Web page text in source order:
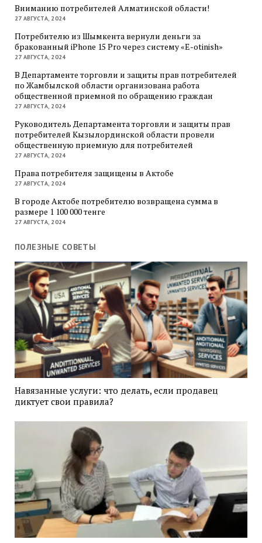
Вниманию потребителей Алматинской области!
27 АВГУСТА, 2024
Потребителю из Шымкента вернули деньги за
бракованный iPhone 15 Pro через систему «E-otinish»
27 АВГУСТА, 2024
В Департаменте торговли и защиты прав потребителей
по Жамбылской области организована работа
общественной приемной по обращению граждан
27 АВГУСТА, 2024
Руководитель Департамента торговли и защиты прав
потребителей Кызылординской области провели
общественную приемную для потребителей
27 АВГУСТА, 2024
Права потребителя защищены в Актобе
27 АВГУСТА, 2024
В городе Актобе потребителю возвращена сумма в
размере 1 100 000 тенге
27 АВГУСТА, 2024
ПОЛЕЗНЫЕ СОВЕТЫ
Навязанные услуги: что делать, если продавец
диктует свои правила?